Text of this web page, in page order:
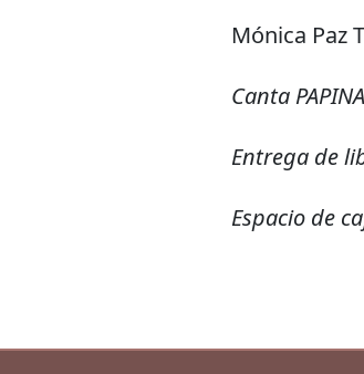
Mónica Paz
Canta
Entrega de
Espacio de